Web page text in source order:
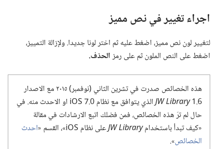
اجراء تغيير في نص مميز
لتغيير لون نص مميز،‏ اضغط عليه ثم اختر لونا جديدا.‏ ولإزالة التمييز،‏
اضغط على النص الملون ثم على رمزالحذف.‏
هذه الخصائص صدرت في تشرين الثاني (‏نوفمبر)‏ ٢٠١٥ مع الاصدار
6.‏1
JW Library
الذي يتوافق مع نظام 7.0 iOS او الاحدث منه.‏ في
حال لم ترَ هذه الخصائص،‏ فمن فضلك اتبع الارشادات في مقالة
«كيف تبدأ باستخدامJW Libraryعلى نظام iOS»،‏ القسم «‏
احدث
الخصائص‏».‏